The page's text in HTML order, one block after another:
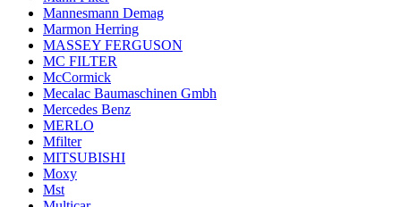
Mannesmann Demag
Marmon Herring
MASSEY FERGUSON
MC FILTER
McCormick
Mecalac Baumaschinen Gmbh
Mercedes Benz
MERLO
Mfilter
MITSUBISHI
Moxy
Mst